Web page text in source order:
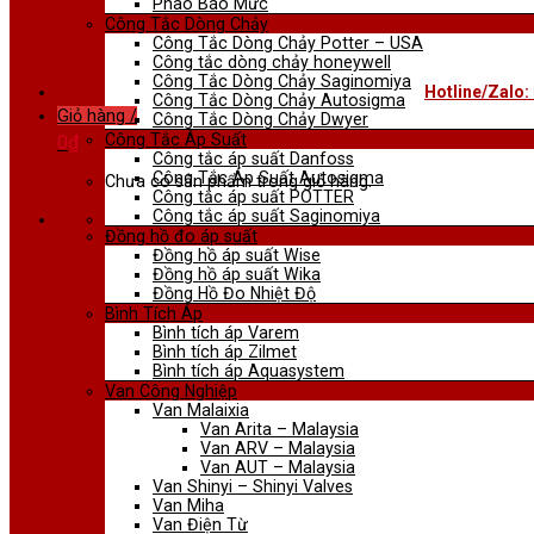
Hotline/Zalo:
Giỏ hàng /
0₫
Chưa có sản phẩm trong giỏ hàng.
Phao Báo Mức
Công Tắc Dòng Chảy
Công Tắc Dòng Chảy Potter – USA
Công tắc dòng chảy honeywell
Công Tắc Dòng Chảy Saginomiya
Công Tắc Dòng Chảy Autosigma
Công Tắc Dòng Chảy Dwyer
Công Tắc Áp Suất
Công tắc áp suất Danfoss
Công Tắc Áp Suất Autosigma
Công tắc áp suất POTTER
Công tắc áp suất Saginomiya
Đồng hồ đo áp suất
Đồng hồ áp suất Wise
Đồng hồ áp suất Wika
Đồng Hồ Đo Nhiệt Độ
Bình Tích Áp
Bình tích áp Varem
Bình tích áp Zilmet
Bình tích áp Aquasystem
Van Công Nghiệp
Van Malaixia
Van Arita – Malaysia
Van ARV – Malaysia
Van AUT – Malaysia
Van Shinyi – Shinyi Valves
Van Miha
Van Điện Từ